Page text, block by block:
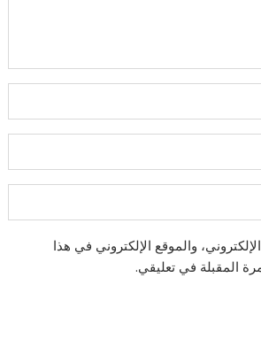
والموقع الإلكتروني في هذا
المقبلة في تعليقي.